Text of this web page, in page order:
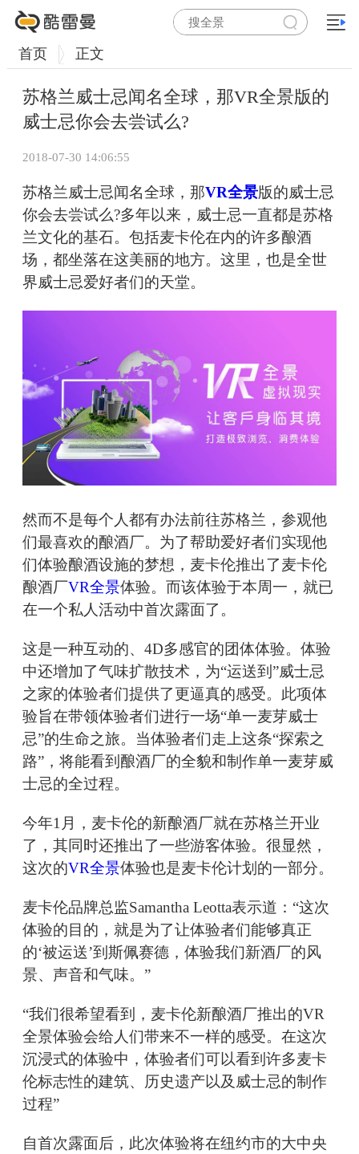
首页 正文
苏格兰威士忌闻名全球，那VR全景版的
威士忌你会去尝试么?
2018-07-30 14:06:55
苏格兰威士忌闻名全球，那VR全景版的威士忌
你会去尝试么?多年以来，威士忌一直都是苏格
兰文化的基石。包括麦卡伦在内的许多酿酒
场，都坐落在这美丽的地方。这里，也是全世
界威士忌爱好者们的天堂。
然而不是每个人都有办法前往苏格兰，参观他
们最喜欢的酿酒厂。为了帮助爱好者们实现他
们体验酿酒设施的梦想，麦卡伦推出了麦卡伦
酿酒厂VR全景体验。而该体验于本周一，就已
在一个私人活动中首次露面了。
这是一种互动的、4D多感官的团体体验。体验
中还增加了气味扩散技术，为“运送到”威士忌
之家的体验者们提供了更逼真的感受。此项体
验旨在带领体验者们进行一场“单一麦芽威士
忌”的生命之旅。当体验者们走上这条“探索之
路”，将能看到酿酒厂的全貌和制作单一麦芽威
士忌的全过程。
今年1月，麦卡伦的新酿酒厂就在苏格兰开业
了，其同时还推出了一些游客体验。很显然，
这次的VR全景体验也是麦卡伦计划的一部分。
麦卡伦品牌总监Samantha Leotta表示道：“这次
体验的目的，就是为了让体验者们能够真正
的‘被运送’到斯佩赛德，体验我们新酒厂的风
景、声音和气味。”
“我们很希望看到，麦卡伦新酿酒厂推出的VR
全景体验会给人们带来不一样的感受。在这次
沉浸式的体验中，体验者们可以看到许多麦卡
伦标志性的建筑、历史遗产以及威士忌的制作
过程”
自首次露面后，此次体验将在纽约市的大中央